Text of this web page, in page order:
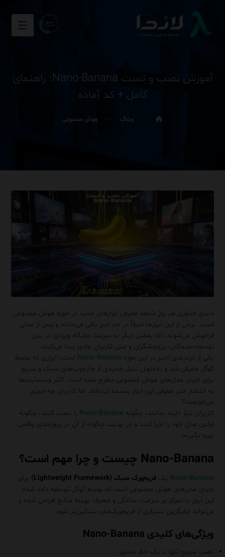
آموزش نصب و تست Nano-Banana: راهنمای
کامل + کد آماده
وبلاگ هوش مصنوعی
دنیای فناوری هر روز شاهد معرفی ابزارهای جدید در حوزه‌ هوش مصنوعی
است. برخی از این ابزارها صرفاً در حد خبر باقی می‌مانند و پس از مدتی
فراموش می‌شوند، اما بعضی دیگر به سرعت جایگاه ویژه‌ای در بین
توسعه‌دهندگان، پژوهشگران و حتی کاربران عادی پیدا می‌کنند.
یکی از ترندهای اخیر در این حوزه Nano-Banana است؛ ابزاری که توسط
گوگل معرفی شد و به‌عنوان نسل جدیدی از چارچوب‌های سبک و سریع
برای اجرای مدل‌های هوش مصنوعی مطرح شده است. اکثر وب‌سایت‌ها
به انتشار خبر معرفی این ابزار بسنده کرده‌اند. اما کاربران چه چیزی
می‌خواهند؟
کاربران نیاز دارند بدانند، چگونه Nano-Banana را نصب کنند، چگونه
اولین مدل خود را اجرا کنند و در نهایت چگونه از آن در پروژه‌های واقعی
بهره بگیرند.
Nano-Banana چیست و چرا مهم است؟
Nano-Banana یکفریم‌ورک سبک (Lightweight Framework)
برای
اجرای مدل‌های هوش مصنوعی است که توسط گوگل توسعه داده شده.
این ابزار با تمرکز بر سرعت، سادگی و مصرف بهینه منابع طراحی شده و
می‌تواند جایگزین بسیاری از فریم‌ورک‌های سنگین‌تر شود.
ویژگی‌های کلیدی Nano-Banana
نصب سریع تنها با یک خط دستور